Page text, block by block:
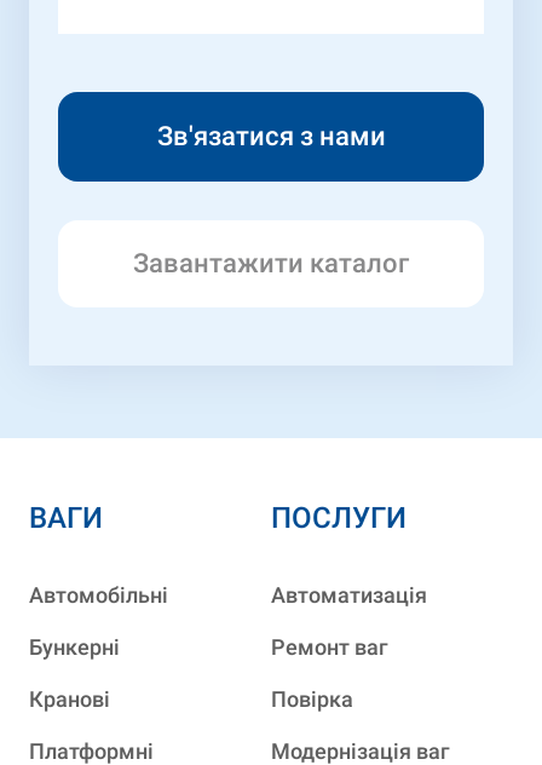
Завантажити каталог
ВАГИ
Автомобільні
Бункерні
Кранові
Платформні
ПОСЛУГИ
Автоматизація
Ремонт ваг
Повірка
Модернізація ваг